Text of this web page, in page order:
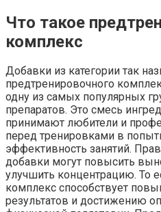
Что такое
комплекс
Добавки из категории так
предтренировочного
одну из самых популярных
препаратов. Это смесь
принимают любители и
перед тренировками в
эффективность занятий.
добавки могут повысить
улучшить концентрацию. То
комплекс способствует
результатов и достижению